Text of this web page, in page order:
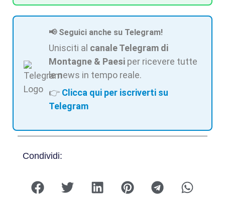
📢 Seguici anche su Telegram!
Unisciti al canale Telegram di
Montagne & Paesi per ricevere tutte
le news in tempo reale.
👉 Clicca qui per iscriverti su
Telegram
Condividi: